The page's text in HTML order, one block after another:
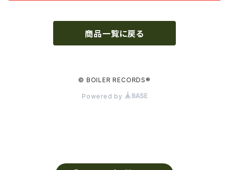
[USED] 中古レコード
The Beautiful South
商品一覧に戻る
© BOILER RECORDS®
Powered by